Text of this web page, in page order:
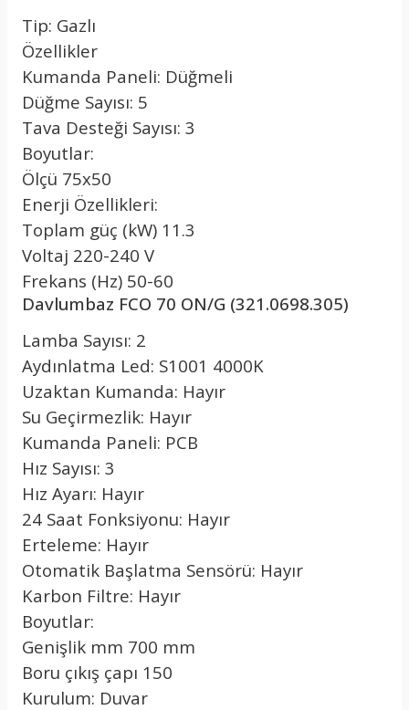
Tip: Gazlı
Özellikler
Kumanda Paneli: Düğmeli
Düğme Sayısı: 5
Tava Desteği Sayısı: 3
Boyutlar:
Ölçü 75x50
Enerji Özellikleri:
Toplam güç (kW) 11.3
Voltaj 220-240 V
Frekans (Hz) 50-60
Davlumbaz FCO 70 ON/G (321.0698.305)
Lamba Sayısı: 2
Aydınlatma Led: S1001 4000K
Uzaktan Kumanda: Hayır
Su Geçirmezlik: Hayır
Kumanda Paneli: PCB
Hız Sayısı: 3
Hız Ayarı: Hayır
24 Saat Fonksiyonu: Hayır
Erteleme: Hayır
Otomatik Başlatma Sensörü: Hayır
Karbon Filtre: Hayır
Boyutlar:
Genişlik mm 700 mm
Boru çıkış çapı 150
Kurulum: Duvar